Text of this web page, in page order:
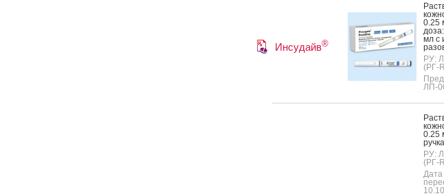
Инсудайв®
0.25
мл с
РУ:
(РГ-
ЛП-
0.25
РУ:
(РГ-
Дата